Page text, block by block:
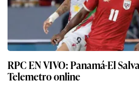
RPC EN VIVO: Panamá-El
Telemetro online